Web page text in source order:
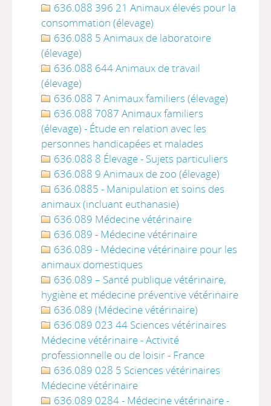
636.088 396 21 Animaux élevés pour la
consommation (élevage)
636.088 5 Animaux de laboratoire
(élevage)
636.088 644 Animaux de travail
(élevage)
636.088 7 Animaux familiers (élevage)
636.088 7087 Animaux familiers
(élevage) - Étude en relation avec les
personnes handicapées et malades
636.088 8 Élevage - Sujets particuliers
636.088 9 Animaux de zoo (élevage)
636.0885 - Manipulation et soins des
animaux (incluant euthanasie)
636.089 Médecine vétérinaire
636.089 - Médecine vétérinaire
636.089 - Médecine vétérinaire pour les
animaux domestiques
636.089 – Santé publique vétérinaire,
hygiène et médecine préventive vétérinaire
636.089 (Médecine vétérinaire)
636.089 023 44 Sciences vétérinaires
Médecine vétérinaire - Activité
professionnelle ou de loisir - France
636.089 028 5 Sciences vétérinaires
Médecine vétérinaire
636.089 0284 - Médecine vétérinaire -